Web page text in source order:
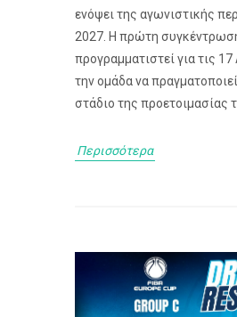
ενόψει της αγωνιστικής
2027. Η πρώτη
προγραμματιστεί για τις
την ομάδα να
στάδιο της προετοιμασίας
Περισσότερα